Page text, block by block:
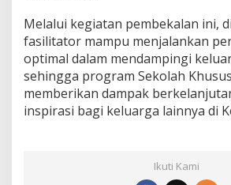
Melalui kegiatan pembekalan ini,
fasilitator mampu menjalankan
optimal dalam mendampingi
sehingga program Sekolah
memberikan dampak
inspirasi bagi keluarga lainnya di
Ikuti Kami